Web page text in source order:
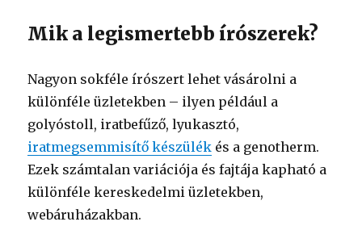
Mik a legismertebb írószerek?
Nagyon sokféle írószert lehet vásárolni a
különféle üzletekben – ilyen például a
golyóstoll, iratbefűző, lyukasztó,
iratmegsemmisítő készülék és a genotherm.
Ezek számtalan variációja és fajtája kapható a
különféle kereskedelmi üzletekben,
webáruházakban.